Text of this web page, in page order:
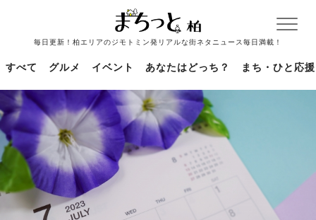
毎日更新！柏エリアのジモトミン発リアルな街ネタニュース毎日満載！
すべて グルメ イベント あなたはどっち？ まち・ひと応援